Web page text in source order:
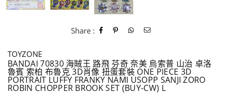
Share :
TOYZONE
BANDAI 70830 海賊王 路飛 芬奇 奈美 烏索普 山治 卓洛
魯賓 索柏 布魯克 3D肖像 扭蛋套裝 ONE PIECE 3D
PORTRAIT LUFFY FRANKY NAMI USOPP SANJI ZORO
ROBIN CHOPPER BROOK SET (BUY-CW) L